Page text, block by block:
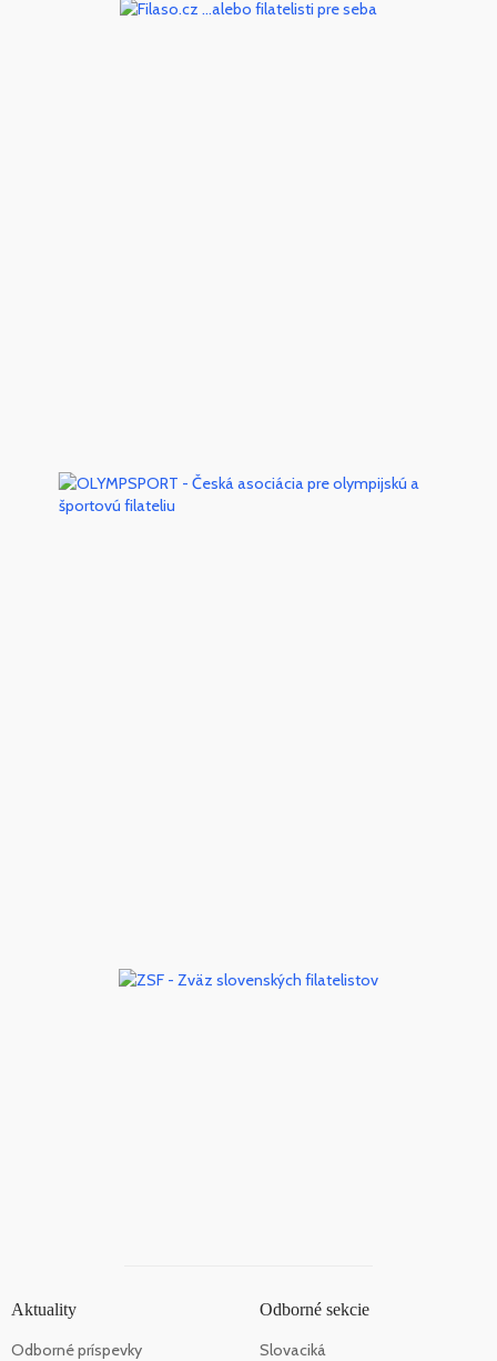
Aktuality
Odborné príspevky
Odborné sekcie
Slovaciká